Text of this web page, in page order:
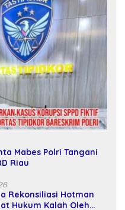
Mabes Polri Tangani
Riau
Rekonsiliasi Hotman
Hukum Kalah Oleh